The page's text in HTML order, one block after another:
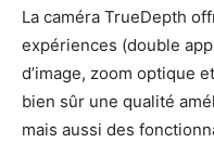
La caméra TrueDepth
expériences (double
d’image, zoom optique
bien sûr une qualité
mais aussi des